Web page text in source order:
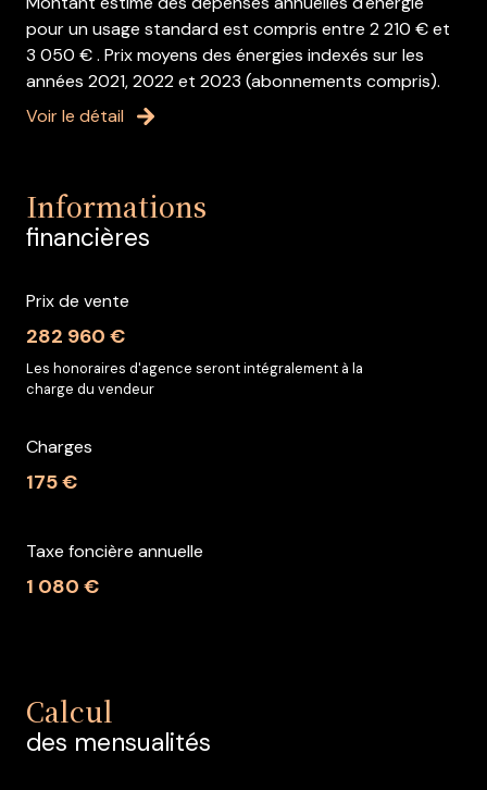
pour un usage standard est compris entre 2 210 € et
3 050 € . Prix moyens des énergies indexés sur les
années 2021, 2022 et 2023 (abonnements compris).
Voir le détail
Informations
financières
Prix de vente
282 960 €
Les honoraires d'agence seront intégralement à la
charge du vendeur
Charges
175 €
Taxe foncière annuelle
1 080 €
Calcul
des mensualités